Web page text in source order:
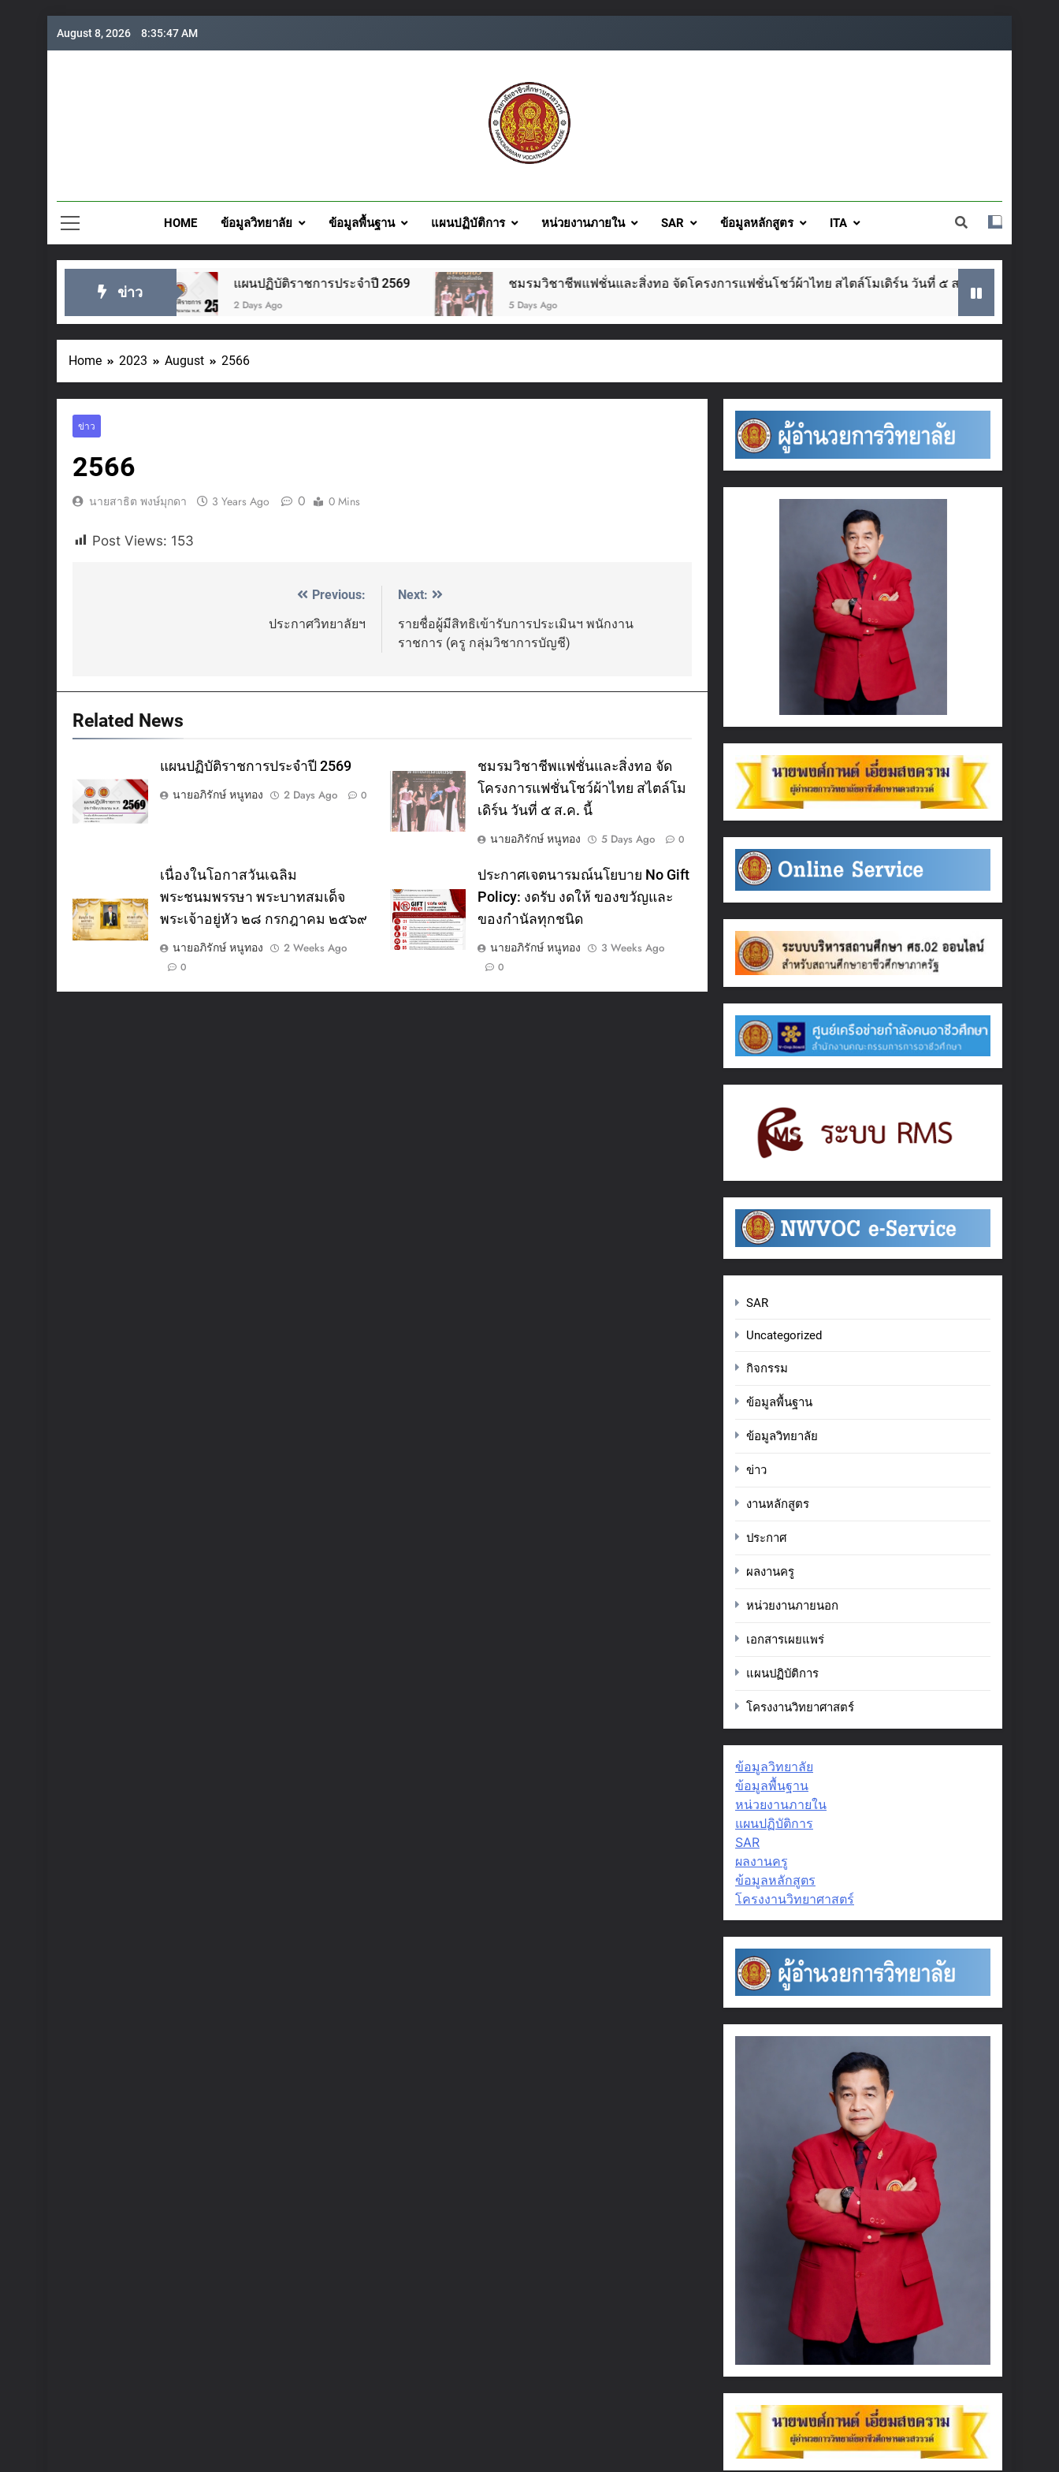
August 8, 2026 8:35:47 AM
HOME ข้อมูลวิทยาลัย ข้อมูลพื้นฐาน แผนปฏิบัติการ หน่วยงานภายใน SAR ข้อมูลหลักสูตร ITA
ข่าว แผนปฏิบัติราชการประจำปี 2569
2 Days Ago
ชมรมวิชาชีพแฟชั่นและสิ่งทอ จัดโครงการแฟชั่นโชว์ผ้าไทย สไตล์โมเดิร์น วันที่ ๕ ส.ค. นี้
5 Days Ago
Home 2023 August 2566
ข่าว
2566
นายสาธิต พงษ์มุกดา 3 Years Ago 0 0 Mins
Post Views: 153
Previous:
ประกาศวิทยาลัยฯ
Next:
รายชื่อผู้มีสิทธิเข้ารับการประเมินฯ พนักงาน
ราชการ (ครู กลุ่มวิชาการบัญชี)
Related News
แผนปฏิบัติราชการประจำปี 2569
นายอภิรักษ์ หนูทอง
2 Days Ago 0
ชมรมวิชาชีพแฟชั่นและสิ่งทอ จัด
โครงการแฟชั่นโชว์ผ้าไทย สไตล์โม
เดิร์น วันที่ ๕ ส.ค. นี้
นายอภิรักษ์ หนูทอง
5 Days Ago 0
เนื่องในโอกาสวันเฉลิม
พระชนมพรรษา พระบาทสมเด็จ
พระเจ้าอยู่หัว ๒๘ กรกฎาคม ๒๕๖๙
นายอภิรักษ์ หนูทอง
2 Weeks Ago
0
ประกาศเจตนารมณ์นโยบาย No Gift
Policy: งดรับ งดให้ ของขวัญและ
ของกำนัลทุกชนิด
นายอภิรักษ์ หนูทอง
3 Weeks Ago
0
SAR
Uncategorized
กิจกรรม
ข้อมูลพื้นฐาน
ข้อมูลวิทยาลัย
ข่าว
งานหลักสูตร
ประกาศ
ผลงานครู
หน่วยงานภายนอก
เอกสารเผยแพร่
แผนปฏิบัติการ
โครงงานวิทยาศาสตร์
ข้อมูลวิทยาลัย
ข้อมูลพื้นฐาน
หน่วยงานภายใน
แผนปฏิบัติการ
SAR
ผลงานครู
ข้อมูลหลักสูตร
โครงงานวิทยาศาสตร์